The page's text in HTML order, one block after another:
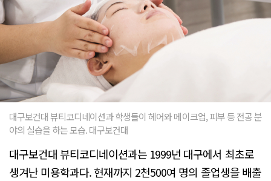
대구보건대 뷰티코디네이션과 학생들이 헤어와 메이크업, 피부 등 전공 분
야의 실습을 하는 모습. 대구보건대
대구보건대 뷰티코디네이션과는 1999년 대구에서 최초로
생겨난 미용학과다. 현재까지 2천500여 명의 졸업생을 배출